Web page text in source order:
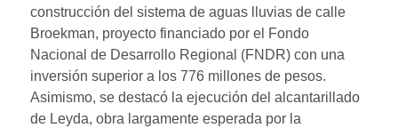
construcción del sistema de aguas lluvias de calle
Broekman, proyecto financiado por el Fondo
Nacional de Desarrollo Regional (FNDR) con una
inversión superior a los 776 millones de pesos.
Asimismo, se destacó la ejecución del alcantarillado
de Leyda, obra largamente esperada por la